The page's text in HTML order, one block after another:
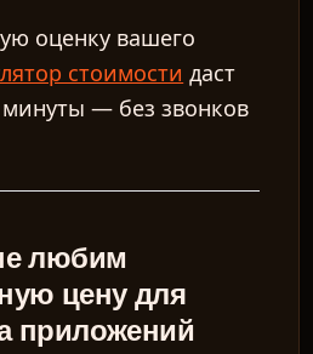
оценку вашего
стоимости даст
минуты — без звонков
любим
цену для
приложений